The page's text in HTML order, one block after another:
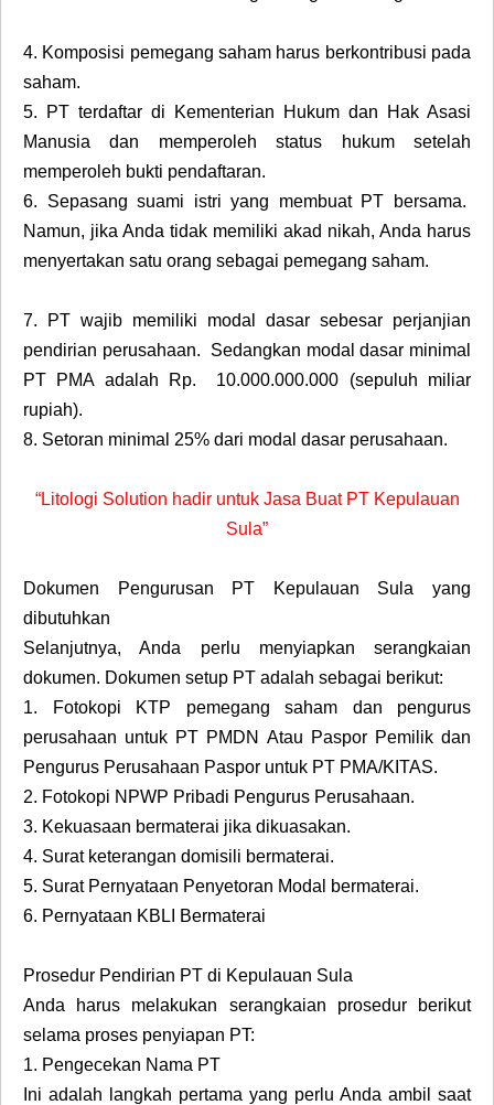
4. Komposisi pemegang saham harus berkontribusi pada
saham.
5.
PT terdaftar di Kementerian Hukum dan Hak Asasi
Manusia dan memperoleh status hukum setelah
memperoleh bukti pendaftaran.
6.
Sepasang suami istri yang membuat PT bersama.
Namun, jika Anda tidak memiliki akad nikah, Anda harus
menyertakan satu orang sebagai pemegang saham.
7.
PT wajib memiliki modal dasar sebesar perjanjian
pendirian perusahaan. Sedangkan modal dasar minimal
PT PMA adalah Rp. 10.000.000.000 (sepuluh miliar
rupiah).
8. Setoran minimal 25% dari modal dasar perusahaan.
“Litologi Solution hadir untuk Jasa Buat PT Kepulauan
Sula”
Dokumen Pengurusan PT Kepulauan Sula yang
dibutuhkan
Selanjutnya, Anda perlu menyiapkan serangkaian
dokumen. Dokumen setup PT adalah sebagai berikut:
1.
Fotokopi KTP pemegang saham dan pengurus
perusahaan untuk PT PMDN Atau Paspor Pemilik dan
Pengurus Perusahaan Paspor untuk PT PMA/KITAS.
2. Fotokopi NPWP Pribadi Pengurus Perusahaan.
3. Kekuasaan bermaterai jika dikuasakan.
4. Surat keterangan domisili bermaterai.
5. Surat Pernyataan Penyetoran Modal bermaterai.
6. Pernyataan KBLI Bermaterai
Prosedur Pendirian PT di Kepulauan Sula
Anda harus melakukan serangkaian prosedur berikut
selama proses penyiapan PT:
1. Pengecekan Nama PT
Ini adalah langkah pertama yang perlu Anda ambil saat